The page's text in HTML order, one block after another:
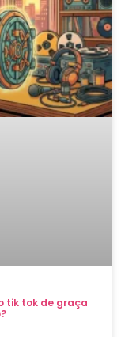
tik tok de graça